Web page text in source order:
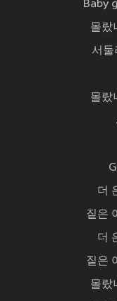
Baby
몰랐
서
몰랐
더
짙은
더
짙은
몰랐